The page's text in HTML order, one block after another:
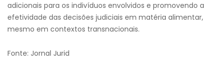
adicionais para os indivíduos envolvidos e promovendo a
efetividade das decisões judiciais em matéria alimentar,
mesmo em contextos transnacionais.
Fonte: Jornal Jurid